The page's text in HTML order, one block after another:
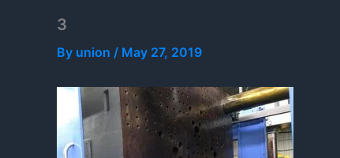
3
By union / May 27, 2019